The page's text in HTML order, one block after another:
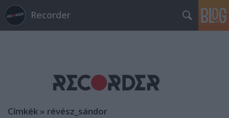
Recorder
Címkék » révész_sándor